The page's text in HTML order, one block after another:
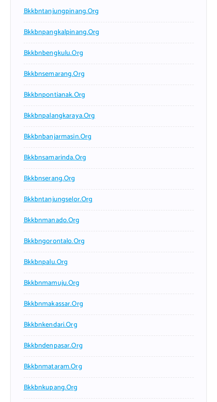
Bkkbntanjungpinang.org
Bkkbnpangkalpinang.org
Bkkbnbengkulu.org
Bkkbnsemarang.org
Bkkbnpontianak.org
Bkkbnpalangkaraya.org
Bkkbnbanjarmasin.org
Bkkbnsamarinda.org
Bkkbnserang.org
Bkkbntanjungselor.org
Bkkbnmanado.org
Bkkbngorontalo.org
Bkkbnpalu.org
Bkkbnmamuju.org
Bkkbnmakassar.org
Bkkbnkendari.org
Bkkbndenpasar.org
Bkkbnmataram.org
Bkkbnkupang.org